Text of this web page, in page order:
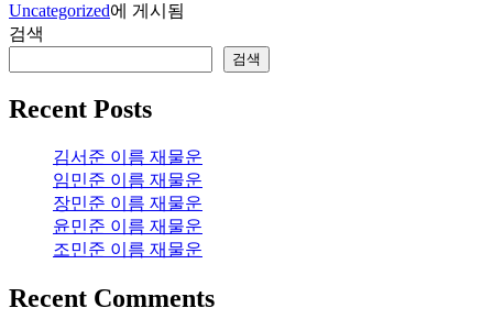
Uncategorized에 게시됨
검색
검색
Recent Posts
김서준 이름 재물운
임민준 이름 재물운
장민준 이름 재물운
윤민준 이름 재물운
조민준 이름 재물운
Recent Comments